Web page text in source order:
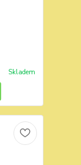
Skladem